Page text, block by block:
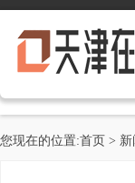
您现在的位置:首页 > 新